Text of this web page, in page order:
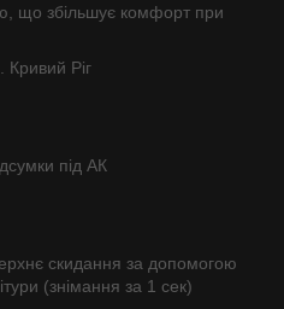
що збільшує комфорт при
Кривий Ріг
під АК
скидання за допомогою
(знімання за 1 сек)